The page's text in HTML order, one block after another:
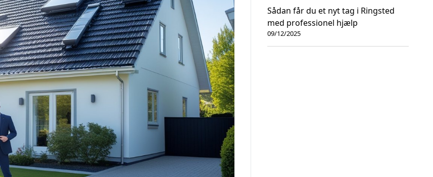
Sådan får du et nyt tag i Ringsted
med professionel hjælp
09/12/2025